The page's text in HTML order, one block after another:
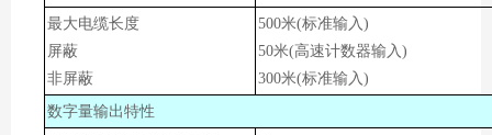
最大电缆长度
屏蔽
非屏蔽
500米(标准输入)
50米(高速计数器输入)
300米(标准输入)
数字量输出特性